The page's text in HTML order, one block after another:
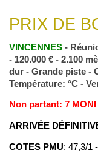
PRIX DE
VINCENNES-
- 120.000 € - 2.100
dur - Grande piste -
Température: °C -
Non partant: 7 MONI
ARRIVÉE
COTES PMU: 47,3/1